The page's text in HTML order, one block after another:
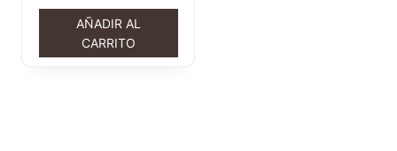
AÑADIR AL
CARRITO